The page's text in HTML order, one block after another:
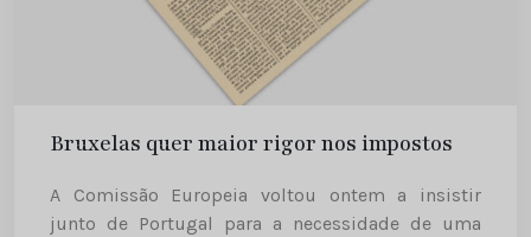
Bruxelas quer maior rigor nos impostos
A Comissão Europeia voltou ontem a insistir
junto de Portugal para a necessidade de uma